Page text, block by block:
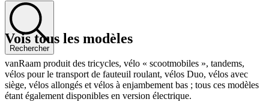
Rechercher
Vois tous les modèles
vanRaam produit des tricycles, vélo « scootmobiles », tandems,
vélos pour le transport de fauteuil roulant, vélos Duo, vélos avec
siège, vélos allongés et vélos à enjambement bas ; tous ces modèles
étant également disponibles en version électrique.